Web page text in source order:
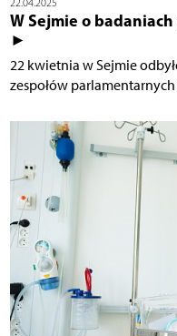
W Sejmie o
►
22 kwietnia w Sejmie
zespołów parlamentarnych